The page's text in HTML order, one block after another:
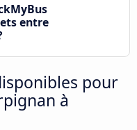
entre
pour
à